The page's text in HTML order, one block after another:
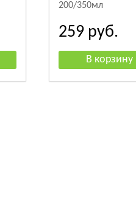
200/350мл
259 руб.